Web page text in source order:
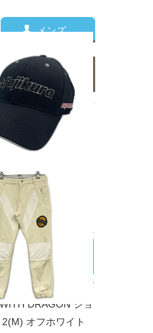
メンズ
の新着商品一覧
フリー 56-59cm
立体ロ
シンプル
税込
DRAGON/ダンスウ
ダンスウィズドラゴ
DRAGON ジョ
オフホワイト